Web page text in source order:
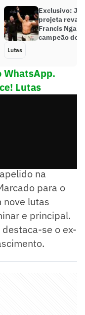
Exclusivo:
projeta
Francis
campeão do
Lutas
WhatsApp.
Lutas
na
para o
nove lutas
e principal.
se o ex-